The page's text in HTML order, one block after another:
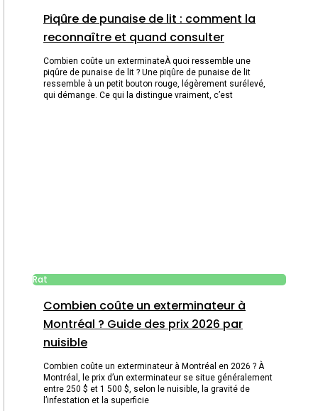
Piqûre de punaise de lit : comment la
reconnaître et quand consulter
Combien coûte un exterminateÀ quoi ressemble une
piqûre de punaise de lit ? Une piqûre de punaise de lit
ressemble à un petit bouton rouge, légèrement surélevé,
qui démange. Ce qui la distingue vraiment, c’est
Rat
Combien coûte un exterminateur à
Montréal ? Guide des prix 2026 par
nuisible
Combien coûte un exterminateur à Montréal en 2026 ? À
Montréal, le prix d’un exterminateur se situe généralement
entre 250 $ et 1 500 $, selon le nuisible, la gravité de
l’infestation et la superficie